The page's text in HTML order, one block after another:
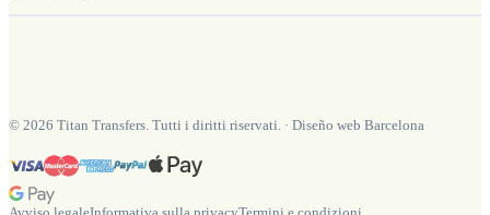
© 2026 Titan Transfers. Tutti i diritti riservati. · Diseño web Barcelona